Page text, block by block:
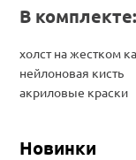
В комплекте:
холст на жестком
нейлоновая кисть
акриловые краски
Новинки